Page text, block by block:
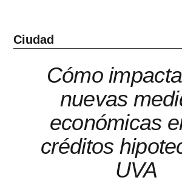
Ciudad
Cómo
nuevas
económicas
créditos
UVA